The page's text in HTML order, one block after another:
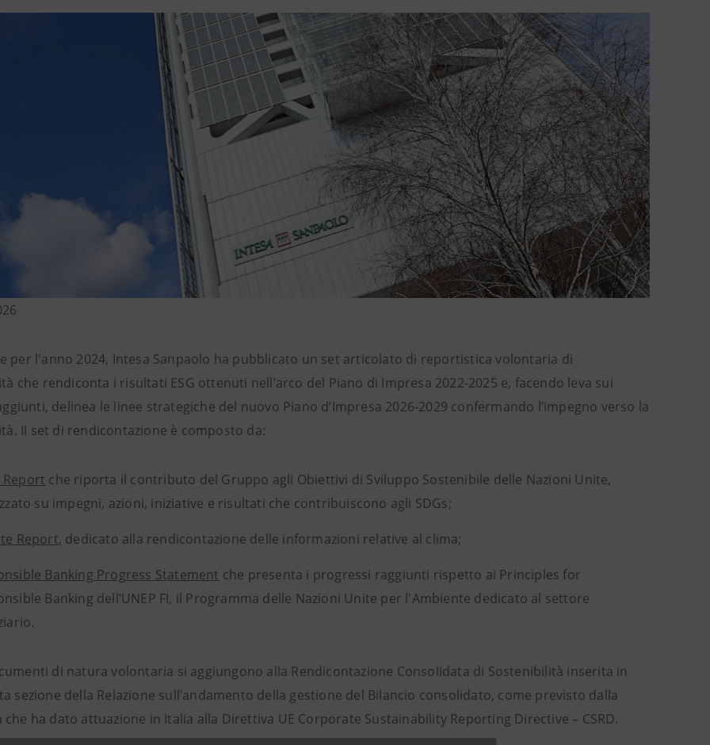
per l'anno 2024, Intesa Sanpaolo ha pubblicato un set articolato di reportistica volontaria di
che rendiconta i risultati ESG ottenuti nell’arco del Piano di Impresa 2022-2025 e, facendo leva sui
delinea le linee strategiche del nuovo Piano d’Impresa 2026-2029 confermando l’impegno verso la
Il set di rendicontazione è composto da:
Report che riporta il contributo del Gruppo agli Obiettivi di Sviluppo Sostenibile delle Nazioni Unite,
su impegni, azioni, iniziative e risultati che contribuiscono agli SDGs;
Report, dedicato alla rendicontazione delle informazioni relative al clima;
Banking Progress Statement che presenta i progressi raggiunti rispetto ai Principles for
Banking dell’UNEP FI, il Programma delle Nazioni Unite per l'Ambiente dedicato al settore
di natura volontaria si aggiungono alla Rendicontazione Consolidata di Sostenibilità inserita in
sezione della Relazione sull’andamento della gestione del Bilancio consolidato, come previsto dalla
ha dato attuazione in Italia alla Direttiva UE Corporate Sustainability Reporting Directive – CSRD.